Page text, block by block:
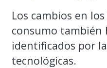
Los cambios en
consumo también
identificados por
tecnológicas.